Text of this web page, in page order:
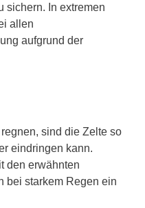
sichern. In extremen
allen
aufgrund der
sind die Zelte so
eindringen kann.
den erwähnten
bei starkem Regen ein